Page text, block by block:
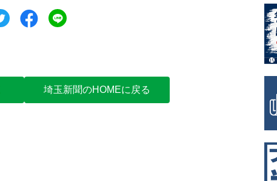
ツイートシェア
埼玉新聞のHOMEに戻る